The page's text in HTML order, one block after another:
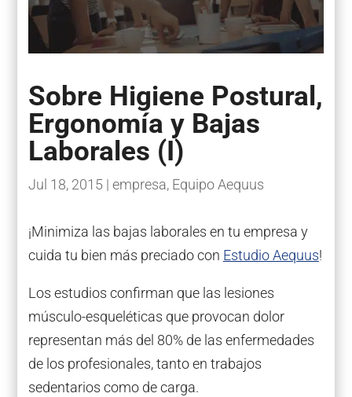
Sobre Higiene Postural,
Ergonomía y Bajas
Laborales (I)
Jul 18, 2015| empresa, Equipo Aequus
¡Minimiza las bajas laborales en tu empresa y
cuida tu bien más preciado con Estudio Aequus!
Los estudios confirman que las lesiones
músculo-esqueléticas que provocan dolor
representan más del 80% de las enfermedades
de los profesionales, tanto en trabajos
sedentarios como de carga.